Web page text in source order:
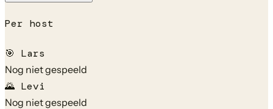
Per host
🎯 Lars
Nog niet gespeeld
🌄 Levi
Nog niet gespeeld